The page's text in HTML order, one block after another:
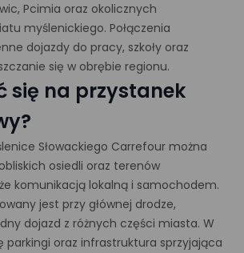
Pcimia oraz okolicznych
myślenickiego. Połączenia
dojazdy do pracy, szkoły oraz
się w obrębie regionu.
się na przystanek
Słowackiego Carrefour można
osiedli oraz terenów
komunikacją lokalną i samochodem.
jest przy głównej drodze,
dojazd z różnych części miasta. W
parkingi oraz infrastruktura sprzyjająca